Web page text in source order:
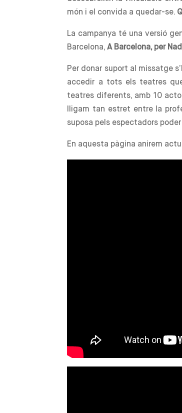
món i el convida a quedar-se.
La campanya té una versió
Barcelona,A Barcelona, per
Per donar suport al missatge
accedir a tots els teatres
teatres diferents, amb 10
lligam tan estret entre la
suposa pels espectadors
En aquesta pàgina anirem